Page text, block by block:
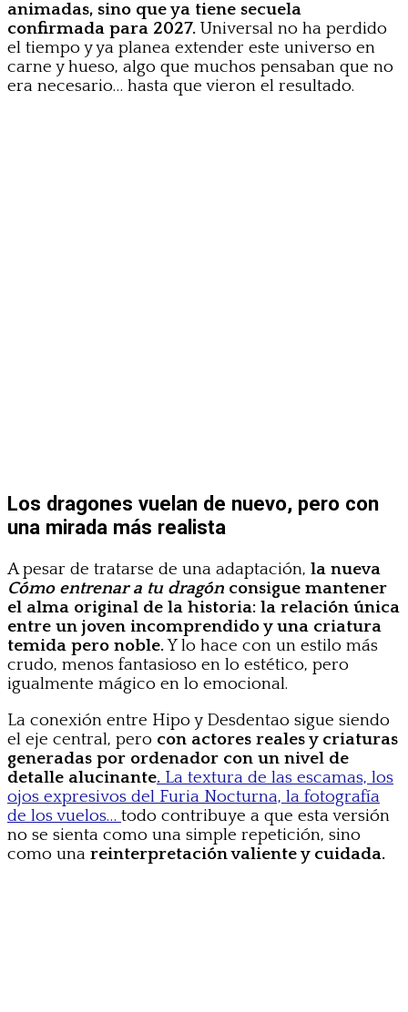
animadas, sino que ya tiene secuela
confirmada para 2027. Universal no ha perdido
el tiempo y ya planea extender este universo en
carne y hueso, algo que muchos pensaban que no
era necesario… hasta que vieron el resultado.
Los dragones vuelan de nuevo, pero con
una mirada más realista
A pesar de tratarse de una adaptación, la nueva
Cómo entrenar a tu dragón consigue mantener
el alma original de la historia: la relación única
entre un joven incomprendido y una criatura
temida pero noble.Y lo hace con un estilo más
crudo, menos fantasioso en lo estético, pero
igualmente mágico en lo emocional.
La conexión entre Hipo y Desdentao sigue siendo
el eje central, pero con actores reales y criaturas
generadas por ordenador con un nivel de
detalle alucinante. La textura de las escamas, los
ojos expresivos del Furia Nocturna, la fotografía
de los vuelos… todo contribuye a que esta versión
no se sienta como una simple repetición, sino
como una reinterpretación valiente y cuidada.